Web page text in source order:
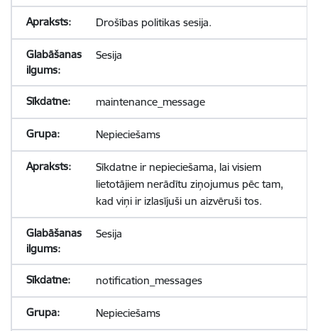
Drošības politikas sesija.
Sesija
maintenance_message
Nepieciešams
Sīkdatne ir nepieciešama, lai visiem
lietotājiem nerādītu ziņojumus pēc tam,
kad viņi ir izlasījuši un aizvēruši tos.
Sesija
notification_messages
Nepieciešams